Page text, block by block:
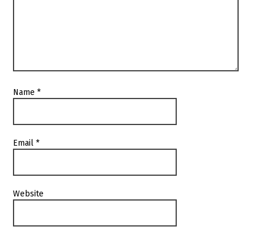
Name*
Email*
Website